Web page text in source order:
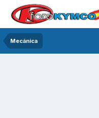
Mecánica